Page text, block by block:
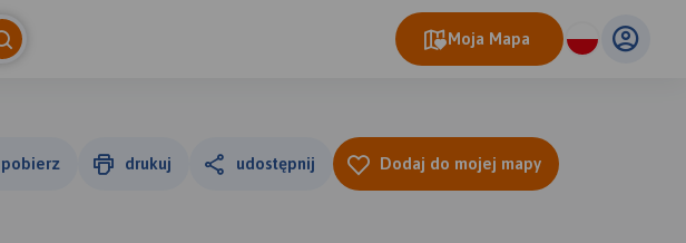
Moja Mapa
pobierz drukuj udostępnij Dodaj do mojej mapy